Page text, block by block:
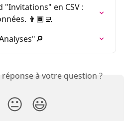
en CSV :
👨🏾‍💻
à votre question ?
😐 😃